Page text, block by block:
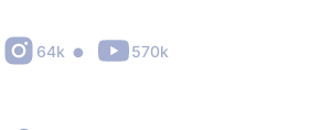
Contenido que puedes encontrar
lugares para visitar en Estados
retos virales en Estados Unidos,
64k • 570k